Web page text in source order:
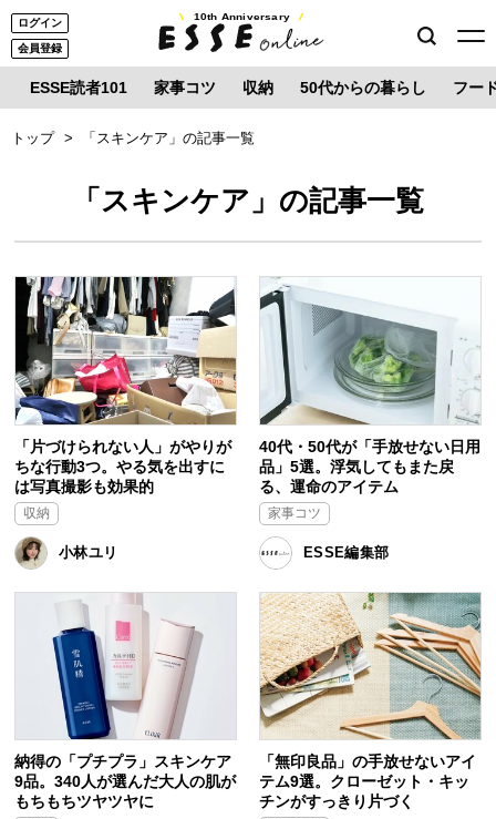
ログイン
会員登録
10th Anniversary
ESSE読者101 家事コツ 収納 50代からの暮らし フー
トップ 「スキンケア」の記事一覧
「スキンケア」の記事一覧
「片づけられない人」がやりが
ちな行動3つ。やる気を出すに
は写真撮影も効果的
収納
小林ユリ
40代・50代が「手放せない日用
品」5選。浮気してもまた戻
る、運命のアイテム
家事コツ
ESSE編集部
納得の「プチプラ」スキンケア
9品。340人が選んだ大人の肌が
もちもちツヤツヤに
「無印良品」の手放せないアイ
テム9選。クローゼット・キッ
チンがすっきり片づく